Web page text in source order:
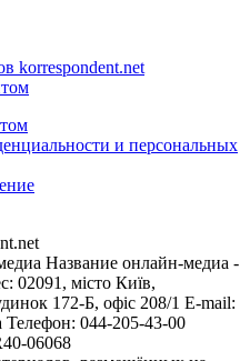
korrespondent.net
и персональных
Название онлайн-медиа -
02091, місто Київ,
172-Б, офіс 208/1 E-mail:
Телефон: 044-205-43-00
06068